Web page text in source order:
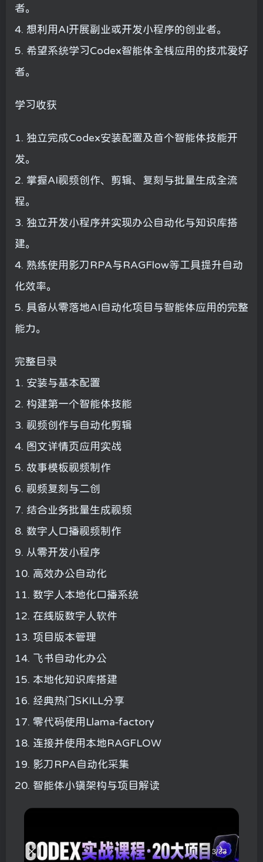
者。
4. 想利用AI开展副业或开发小程序的创业者。
5. 希望系统学习Codex智能体全栈应用的技术爱好
者。
学习收获
1. 独立完成Codex安装配置及首个智能体技能开
发。
2. 掌握AI视频创作、剪辑、复刻与批量生成全流
程。
3. 独立开发小程序并实现办公自动化与知识库搭
建。
4. 熟练使用影刀RPA与RAGFlow等工具提升自动
化效率。
5. 具备从零落地AI自动化项目与智能体应用的完整
能力。
完整目录
1. 安装与基本配置
2. 构建第一个智能体技能
3. 视频创作与自动化剪辑
4. 图文详情页应用实战
5. 故事模板视频制作
6. 视频复刻与二创
7. 结合业务批量生成视频
8. 数字人口播视频制作
9. 从零开发小程序
10. 高效办公自动化
11. 数字人本地化口播系统
12. 在线版数字人软件
13. 项目版本管理
14. 飞书自动化办公
15. 本地化知识库搭建
16. 经典热门SKILL分享
17. 零代码使用Llama-factory
18. 连接并使用本地RAGFLOW
19. 影刀RPA自动化采集
20. 智能体小镇架构与项目解读